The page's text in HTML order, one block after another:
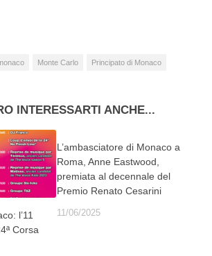
Monte Carlo Principato di Monaco
INTERESSARTI ANCHE...
l’11
Corsa
L’ambasciatore di Monaco a
Roma, Anne Eastwood,
premiata al decennale del
Premio Renato Cesarini
11/06/2025